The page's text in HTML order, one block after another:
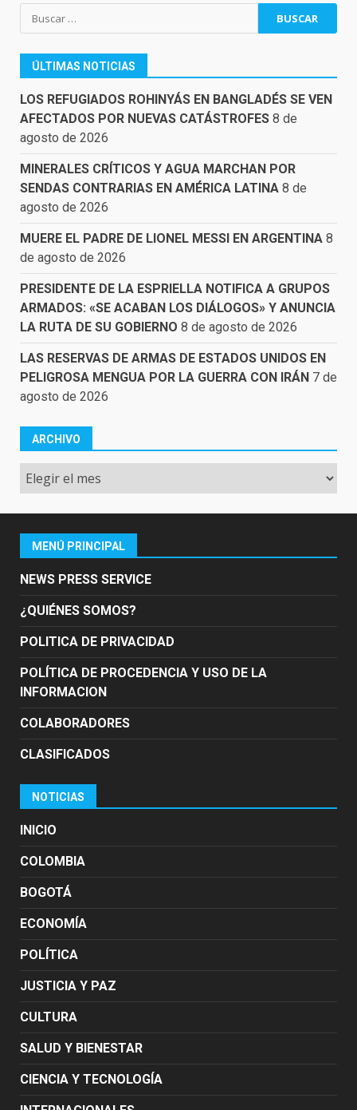
Buscar:
ÚLTIMAS NOTICIAS
LOS REFUGIADOS ROHINYÁS EN BANGLADÉS SE VEN
AFECTADOS POR NUEVAS CATÁSTROFES 8 de
agosto de 2026
MINERALES CRÍTICOS Y AGUA MARCHAN POR
SENDAS CONTRARIAS EN AMÉRICA LATINA 8 de
agosto de 2026
MUERE EL PADRE DE LIONEL MESSI EN ARGENTINA 8
de agosto de 2026
PRESIDENTE DE LA ESPRIELLA NOTIFICA A GRUPOS
ARMADOS: «SE ACABAN LOS DIÁLOGOS» Y ANUNCIA
LA RUTA DE SU GOBIERNO 8 de agosto de 2026
LAS RESERVAS DE ARMAS DE ESTADOS UNIDOS EN
PELIGROSA MENGUA POR LA GUERRA CON IRÁN 7 de
agosto de 2026
ARCHIVO
Archivo
MENÚ PRINCIPAL
NEWS PRESS SERVICE
¿QUIÉNES SOMOS?
POLITICA DE PRIVACIDAD
POLÍTICA DE PROCEDENCIA Y USO DE LA
INFORMACION
COLABORADORES
CLASIFICADOS
NOTICIAS
INICIO
COLOMBIA
BOGOTÁ
ECONOMÍA
POLÍTICA
JUSTICIA Y PAZ
CULTURA
SALUD Y BIENESTAR
CIENCIA Y TECNOLOGÍA